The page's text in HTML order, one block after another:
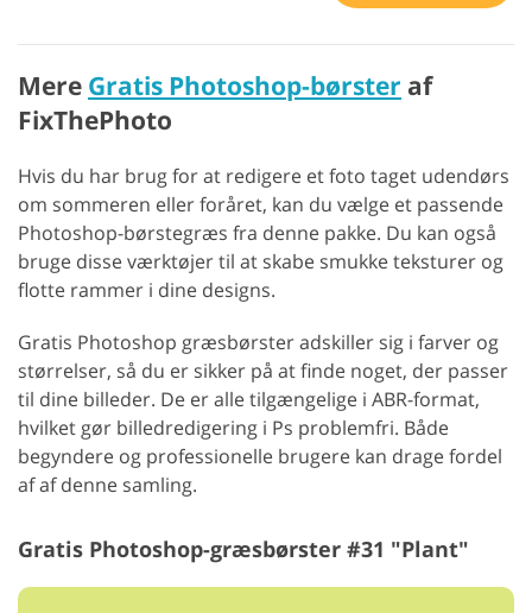
Mere Gratis Photoshop-børster af
FixThePhoto
Hvis du har brug for at redigere et foto taget udendørs
om sommeren eller foråret, kan du vælge et passende
Photoshop-børstegræs fra denne pakke. Du kan også
bruge disse værktøjer til at skabe smukke teksturer og
flotte rammer i dine designs.
Gratis Photoshop græsbørster adskiller sig i farver og
størrelser, så du er sikker på at finde noget, der passer
til dine billeder. De er alle tilgængelige i ABR-format,
hvilket gør billedredigering i Ps problemfri. Både
begyndere og professionelle brugere kan drage fordel
af af denne samling.
Gratis Photoshop-græsbørster #31 "Plant"